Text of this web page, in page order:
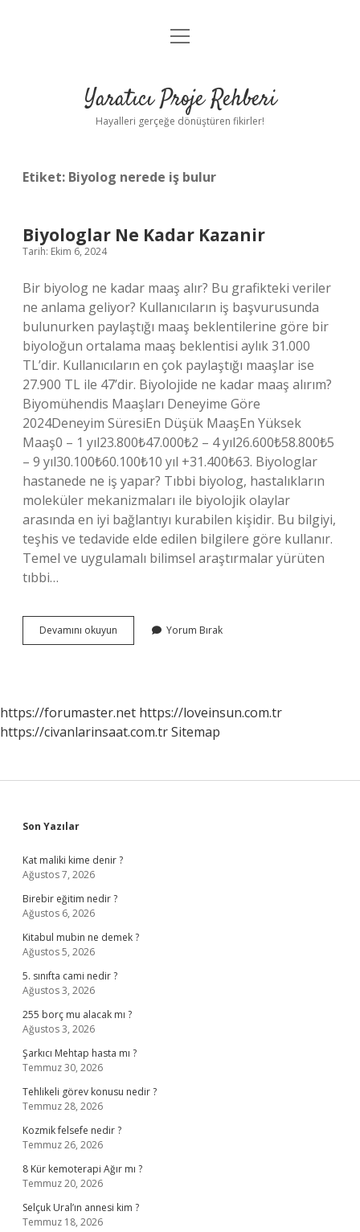
Anasayfa
Yasal Uyarı
menüyü
Yaratıcı Proje Rehberi
Hayalleri gerçeğe dönüştüren fikirler!
Etiket: Biyolog nerede iş bulur
Biyologlar Ne Kadar Kazanir
Tarih: Ekim 6, 2024
Bir biyolog ne kadar maaş alır? Bu grafikteki veriler
ne anlama geliyor? Kullanıcıların iş başvurusunda
bulunurken paylaştığı maaş beklentilerine göre bir
biyoloğun ortalama maaş beklentisi aylık 31.000
TL’dir. Kullanıcıların en çok paylaştığı maaşlar ise
27.900 TL ile 47’dir. Biyolojide ne kadar maaş alırım?
Biyomühendis Maaşları Deneyime Göre
2024Deneyim SüresiEn Düşük MaaşEn Yüksek
Maaş0 – 1 yıl23.800₺47.000₺2 – 4 yıl26.600₺58.800₺5
– 9 yıl30.100₺60.100₺10 yıl +31.400₺63. Biyologlar
hastanede ne iş yapar? Tıbbi biyolog, hastalıkların
moleküler mekanizmaları ile biyolojik olaylar
arasında en iyi bağlantıyı kurabilen kişidir. Bu bilgiyi,
teşhis ve tedavide elde edilen bilgilere göre kullanır.
Temel ve uygulamalı bilimsel araştırmalar yürüten
tıbbi…
Devamını okuyun Biyologlar
Ne
Yorum Bırak
https://forumaster.net https://loveinsun.com.tr
https://civanlarinsaat.com.trSitemap
Sidebar
Son Yazılar
Kat maliki kime denir ?
Ağustos 7, 2026
Birebir eğitim nedir ?
Ağustos 6, 2026
Kitabul mubin ne demek ?
Ağustos 5, 2026
5. sınıfta cami nedir ?
Ağustos 3, 2026
255 borç mu alacak mı ?
Ağustos 3, 2026
Şarkıcı Mehtap hasta mı ?
Temmuz 30, 2026
Tehlikeli görev konusu nedir ?
Temmuz 28, 2026
Kozmik felsefe nedir ?
Temmuz 26, 2026
8 Kür kemoterapi Ağır mı ?
Temmuz 20, 2026
Selçuk Ural’ın annesi kim ?
Temmuz 18, 2026